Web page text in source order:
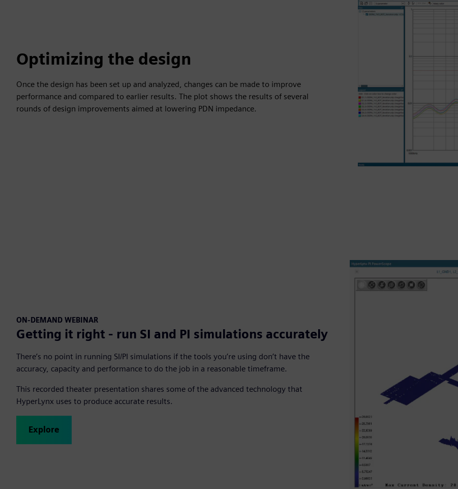
Optimizing the design
Once the design has been set up and analyzed, changes can be made to improve
performance and compared to earlier results. The plot shows the results of several
rounds of design improvements aimed at lowering PDN impedance.
ON-DEMAND WEBINAR
Getting it right - run SI and PI simulations accurately
There’s no point in running SI/PI simulations if the tools you’re using don’t have the
accuracy, capacity and performance to do the job in a reasonable timeframe.
This recorded theater presentation shares some of the advanced technology that
HyperLynx uses to produce accurate results.
Explore